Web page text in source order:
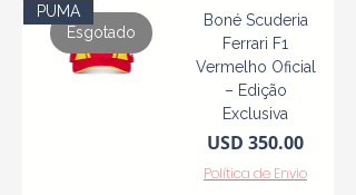
Esgotado
PUMA
Boné Scuderia
Ferrari F1
Vermelho Oficial
– Edição
Exclusiva
Precio
USD 350.00
Política de Envio